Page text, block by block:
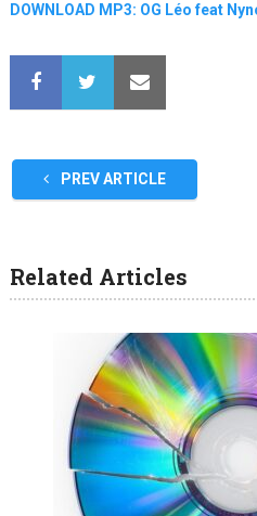
DOWNLOAD MP3: OG Léo feat
PREV ARTICLE
Related Articles